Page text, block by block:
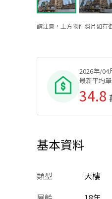
請注意，上方物件照片如有
2026年/04
最新平均
34.8
基本資料
類型
大樓